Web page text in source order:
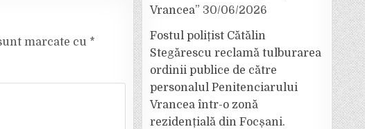
marcate cu *
Vrancea” 30/06/2026
Fostul polițist Cătălin
Stegărescu reclamă tulburarea
ordinii publice de către
personalul Penitenciarului
Vrancea într-o zonă
rezidențială din Focșani.